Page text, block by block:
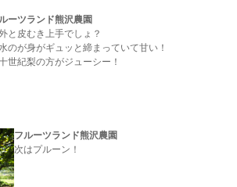
ーツランド熊沢農園
と皮むき上手でしょ？
のが身がギュッと締まっていて甘い！
世紀梨の方がジューシー！
フルーツランド熊沢農園
次はプルーン！